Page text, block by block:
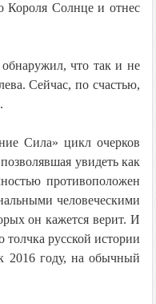
Короля Солнце и отнес
что так и не
Сейчас, по счастью,
Сила» цикл очерков
увидеть как
противоположен
человеческими
он кажется верит. И
толчка русской истории
2016 году, на обычный